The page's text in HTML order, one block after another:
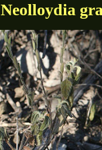
Neolloydia